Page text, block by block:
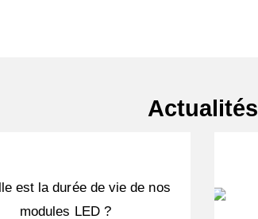
Actualités